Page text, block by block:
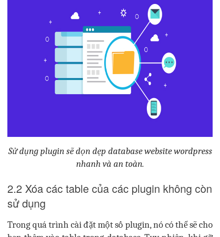
Sử dụng plugin sẽ dọn dẹp database website wordpress
nhanh và an toàn.
2.2 Xóa các table của các plugin không còn
sử dụng
Trong quá trình cài đặt một số plugin, nó có thể sẽ cho